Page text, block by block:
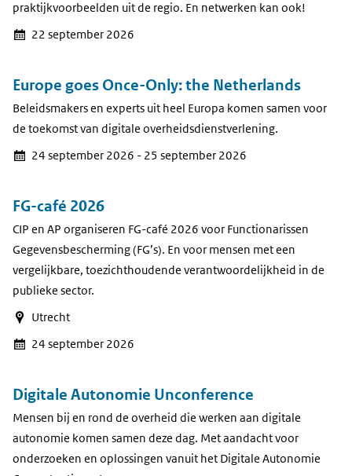
praktijkvoorbeelden uit de regio. En netwerken kan ook!
22 september 2026
Europe goes Once-Only: the Netherlands
Beleidsmakers en experts uit heel Europa komen samen voor
de toekomst van digitale overheidsdienstverlening.
24 september 2026 - 25 september 2026
FG-café 2026
CIP en AP organiseren FG-café 2026 voor Functionarissen
Gegevensbescherming (FG’s). En voor mensen met een
vergelijkbare, toezichthoudende verantwoordelijkheid in de
publieke sector.
Utrecht
24 september 2026
Digitale Autonomie Unconference
Mensen bij en rond de overheid die werken aan digitale
autonomie komen samen deze dag. Met aandacht voor
onderzoeken en oplossingen vanuit het Digitale Autonomie